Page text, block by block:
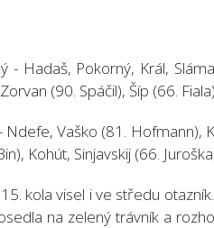
- Hadaš, Pokorný, Král,
(90. Spáčil), Šíp (66.
Ndefe, Vaško (81. Hofmann),
Kohút, Sinjavskij (66.
kola visel i ve středu
na zelený trávník a